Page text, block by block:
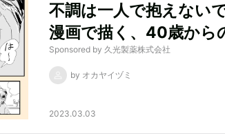
不調は一人で抱えない
漫画で描く、40歳から
Sponsored by 久光製薬株式会社
by オカヤイヅミ
2023.03.03